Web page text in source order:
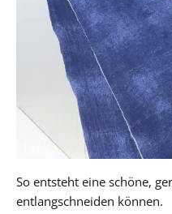
So entsteht eine schöne,
entlangschneiden können.